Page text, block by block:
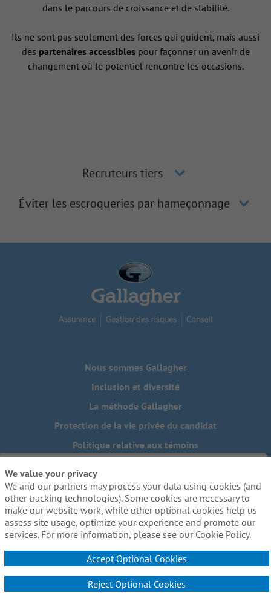
dans le parcours de croissance et de stabilité.
Ils ne sont pas seulement des forces qui guident, mais aussi
des partenaires accessiblespour façonner un avenir de
changement où le potentiel rencontre les occasions.
Recruteurs tiers
Éviter les escroqueries par hameçonnage
Nous sommes Gallagher
Inclusion et diversité
La méthode Gallagher
Protection de la vie privée du candidat
Politique relative aux témoins
Besoin de mesures d'adaptation raisonnables pour
compléter une partie de notre processus de candidature, y
compris l'utilisation de ce site web? Envoyez-nous un
courriel: Careers@ajg.com
We value your privacy
We and our partners may process your data using cookies (and
other tracking technologies). Some cookies are necessary to
make our website work, while other optional cookies help us
assess site usage, optimize your experience and promote our
services. For more information, please see our Cookie Policy.
Accept Optional Cookies
Reject Optional Cookies